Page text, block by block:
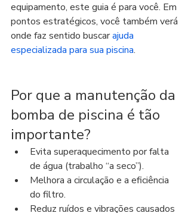
equipamento, este guia é para você. Em
pontos estratégicos, você também verá
onde faz sentido buscar ajuda
especializada para sua piscina.
Por que a manutenção da
bomba de piscina é tão
importante?
Evita superaquecimento por falta
de água (trabalho “a seco”).
Melhora a circulação e a eficiência
do filtro.
Reduz ruídos e vibrações causados